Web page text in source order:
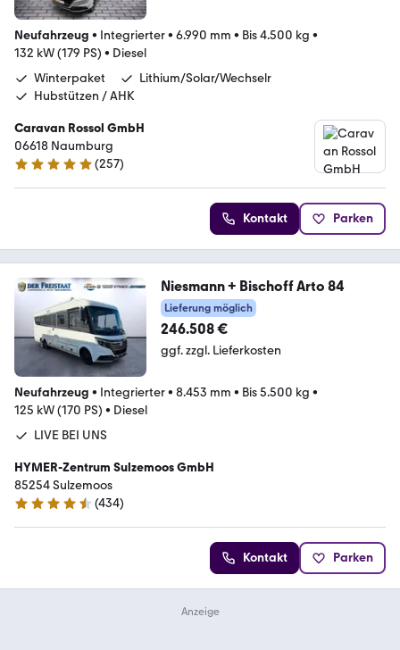
Neufahrzeug • Integrierter• 6.990 mm • Bis 4.500 kg •
132 kW (179 PS) • Diesel
Winterpaket
Lithium/Solar/Wechselr
Hubstützen / AHK
Caravan Rossol GmbH
06618 Naumburg
4.8 Sterne
(257)
Kontakt Parken
Niesmann + Bischoff Arto 84
Lieferung möglich
246.508 €
ggf. zzgl. Lieferkosten
Neufahrzeug • Integrierter• 8.453 mm • Bis 5.500 kg •
125 kW (170 PS) • Diesel
LIVE BEI UNS
HYMER-Zentrum Sulzemoos GmbH
85254 Sulzemoos
4.7 Sterne
(434)
Kontakt Parken